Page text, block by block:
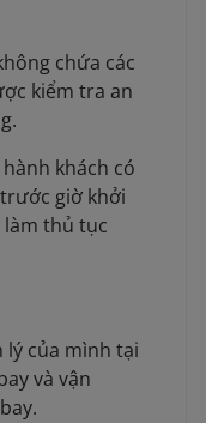
chứa các
kiểm tra an
khách có
giờ khởi
thủ tục
lý của mình tại
và vận